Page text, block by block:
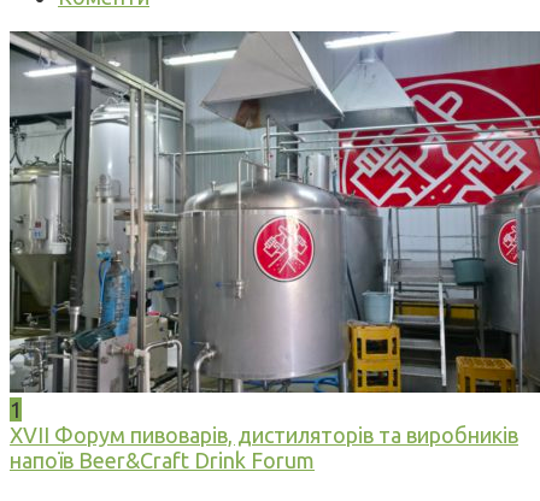
1
XVII Форум пивоварів, дистиляторів та виробників
напоїв Beer&Craft Drink Forum